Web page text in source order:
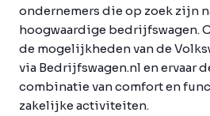
ondernemers die op zoek zijn
hoogwaardige bedrijfswagen.
de mogelijkheden van de
via Bedrijfswagen.nl en ervaar
combinatie van comfort en
zakelijke activiteiten.